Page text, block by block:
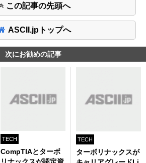
この記事の先頭へ
ASCII.jpトップへ
次にお勧めの記事
TECH
CompTIAとターボ
TECH
ターボリナックスが